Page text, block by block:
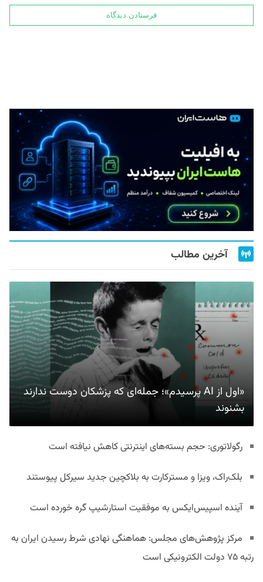
آخرین مطالب
«اول از AI پرسیدم»؛ جمله‌ای که پزشکان دوست ندارند
بشنوند
رگولاتوری: حجم بسته‌های اینترنتی کاهش نیافته است
بلک‌راک، ویزا و مسترکارت به بلاکچین جدید سیرکل پیوستند
آینده اسپیس‌ایکس به موفقیت استارشیپ گره خورده است
مرکز پژوهش‌های مجلس: هماهنگی نهادی شرط رسیدن ایران به
رتبه ۷۵ دولت الکترونیکی است